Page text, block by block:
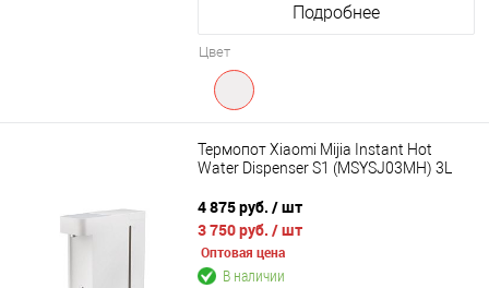
Подробнее
Цвет
Термопот Xiaomi Mijia Instant Hot
Water Dispenser S1 (MSYSJ03MH) 3L
4 875 руб. / шт
3 750 руб. / шт
Оптовая цена
В наличии